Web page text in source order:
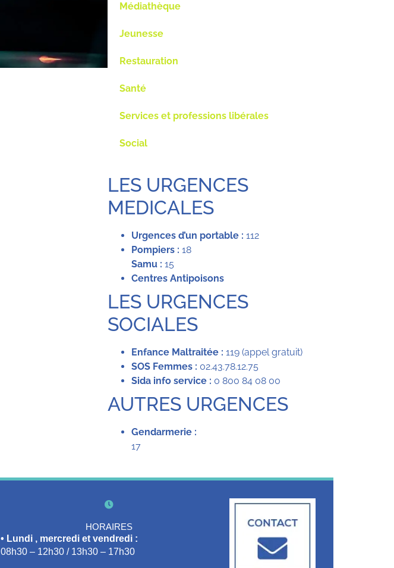
Médiathèque
Jeunesse
Restauration
Santé
Services et professions libérales
Social
LES URGENCES
MEDICALES
Urgences d’un portable : 112
Pompiers : 18
Samu : 15
Centres Antipoisons
LES URGENCES
SOCIALES
Enfance Maltraitée : 119 (appel gratuit)
SOS Femmes : 02.43.78.12.75
Sida info service : 0 800 84 08 00
AUTRES URGENCES
Gendarmerie :
17
HORAIRES
• Lundi , mercredi et vendredi :
08h30 – 12h30 / 13h30 – 17h30